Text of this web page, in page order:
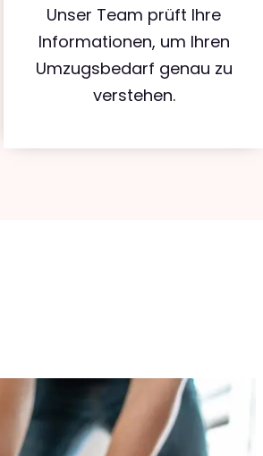
Unser Team prüft Ihre
Informationen, um Ihren
Umzugsbedarf genau zu
verstehen.